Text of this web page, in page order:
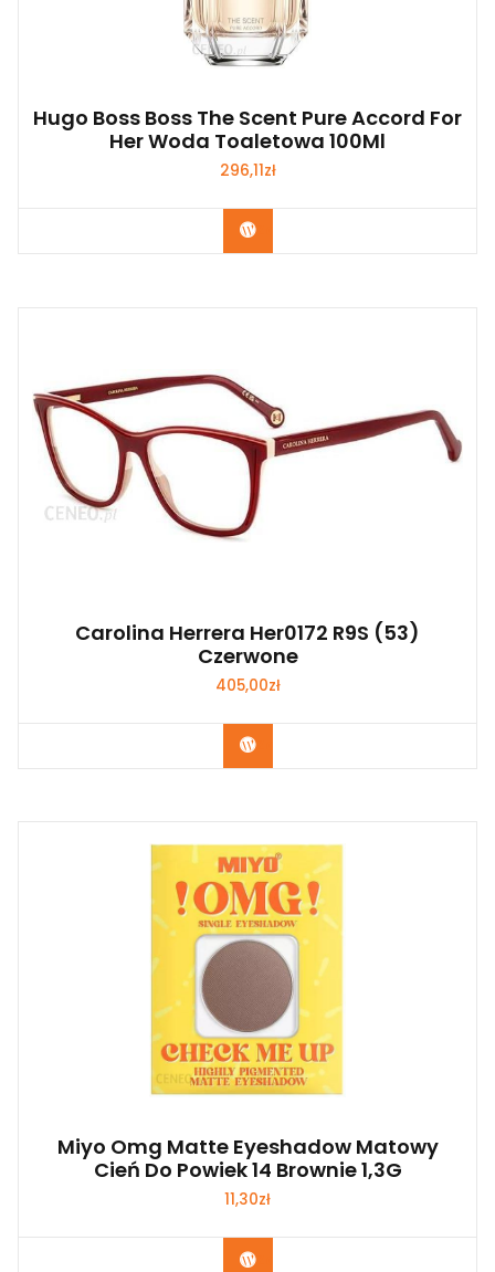
Hugo Boss Boss The Scent Pure Accord For
Her Woda Toaletowa 100Ml
296,11zł
Zobacz
Carolina Herrera Her0172 R9S (53)
Czerwone
405,00zł
Zobacz
Miyo Omg Matte Eyeshadow Matowy
Cień Do Powiek 14 Brownie 1,3G
11,30zł
Zobacz